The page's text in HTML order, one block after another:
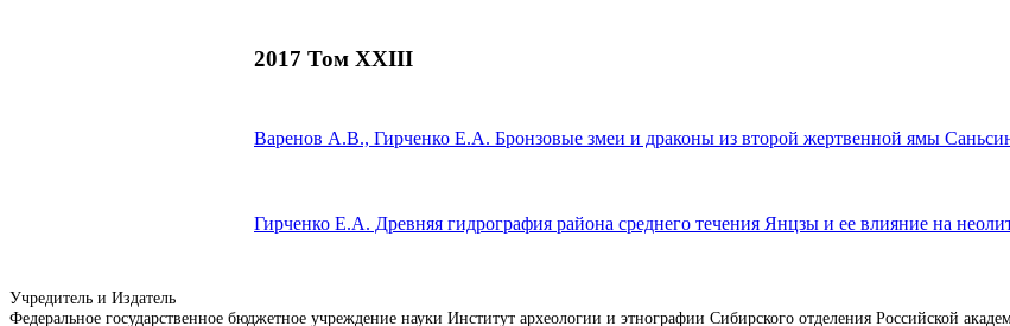
2017 Том XXIII
Варенов А.В., Гирченко Е.А. Бронзовые змеи и драконы из второй жертвенной ямы
Гирченко Е.А. Древняя гидрография района среднего течения Янцзы и ее влияние на
Учредитель и Издатель
Федеральное государственное бюджетное учреждение науки Институт археологии и этнографии Сибирского отделения Российской